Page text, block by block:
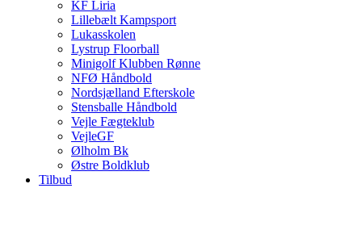
KF Liria
Lillebælt Kampsport
Lukasskolen
Lystrup Floorball
Minigolf Klubben Rønne
NFØ Håndbold
Nordsjælland Efterskole
Stensballe Håndbold
Vejle Fægteklub
VejleGF
Ølholm Bk
Østre Boldklub
Tilbud